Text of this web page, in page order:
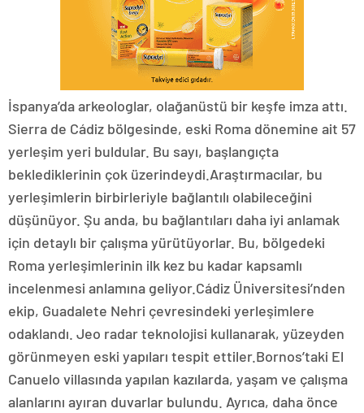
İspanya’da arkeologlar, olağanüstü bir keşfe imza attı.
Sierra de Cádiz bölgesinde, eski Roma dönemine ait 57
yerleşim yeri buldular. Bu sayı, başlangıçta
beklediklerinin çok üzerindeydi.Araştırmacılar, bu
yerleşimlerin birbirleriyle bağlantılı olabileceğini
düşünüyor. Şu anda, bu bağlantıları daha iyi anlamak
için detaylı bir çalışma yürütüyorlar. Bu, bölgedeki
Roma yerleşimlerinin ilk kez bu kadar kapsamlı
incelenmesi anlamına geliyor.Cádiz Üniversitesi’nden
ekip, Guadalete Nehri çevresindeki yerleşimlere
odaklandı. Jeo radar teknolojisi kullanarak, yüzeyden
görünmeyen eski yapıları tespit ettiler.Bornos’taki El
Canuelo villasında yapılan kazılarda, yaşam ve çalışma
alanlarını ayıran duvarlar bulundu. Ayrıca, daha önce